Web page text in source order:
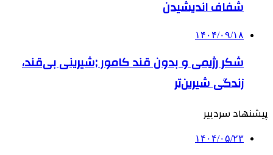
شفاف اندیشیدن
۱۴۰۴/۰۹/۱۸
شکر رژیمی و بدون قند کامور ;شیرینی بی‌قند،
زندگی شیرین‌تر
پیشنهاد سردبیر
۱۴۰۴/۰۵/۲۳